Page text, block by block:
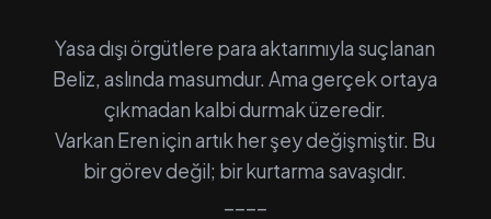
Yasa dışı örgütlere para aktarımıyla suçlanan
Beliz, aslında masumdur. Ama gerçek ortaya
çıkmadan kalbi durmak üzeredir.
Varkan Eren için artık her şey değişmiştir. Bu
bir görev değil; bir kurtarma savaşıdır.